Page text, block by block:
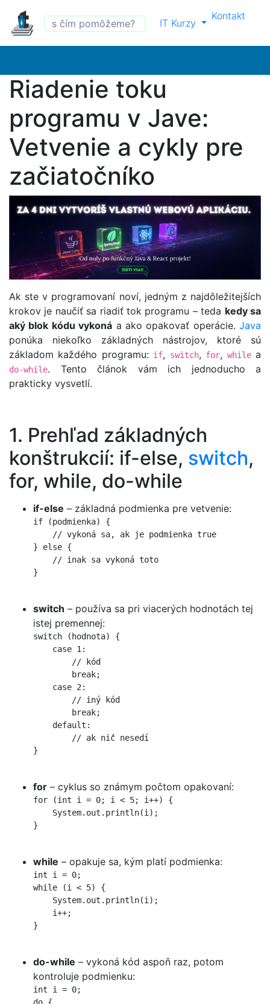
IT Kurzy
Kontakt
Riadenie toku
programu v Jave:
Vetvenie a cykly pre
začiatočníko
Ak ste v programovaní noví, jedným z najdôležitejších
krokov je naučiť sa riadiť tok programu – teda kedy sa
aký blok kódu vykoná a ako opakovať operácie. Java
ponúka niekoľko základných nástrojov, ktoré sú
základom každého programu: if, switch, for, whilea
do-while. Tento článok vám ich jednoducho a
prakticky vysvetlí.
1. Prehľad základných
konštrukcií: if-else, switch,
for, while, do-while
if-else – základná podmienka pre vetvenie:
if (podmienka) {
    // vykoná sa, ak je podmienka true
} else {
    // inak sa vykoná toto
}
switch – používa sa pri viacerých hodnotách tej
istej premennej:
switch (hodnota) {
    case 1:
        // kód
        break;
    case 2:
        // iný kód
        break;
    default:
        // ak nič nesedí
}
for – cyklus so známym počtom opakovaní:
for (int i = 0; i < 5; i++) {
    System.out.println(i);
}
while – opakuje sa, kým platí podmienka:
int i = 0;
while (i < 5) {
    System.out.println(i);
    i++;
}
do-while – vykoná kód aspoň raz, potom
kontroluje podmienku:
int i = 0;